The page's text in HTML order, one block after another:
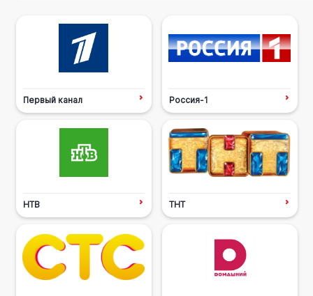
Первый канал Россия-1
НТВ ТНТ